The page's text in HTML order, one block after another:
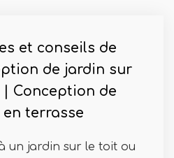
et conseils de
de jardin sur
Conception de
en terrasse
un jardin sur le toit ou